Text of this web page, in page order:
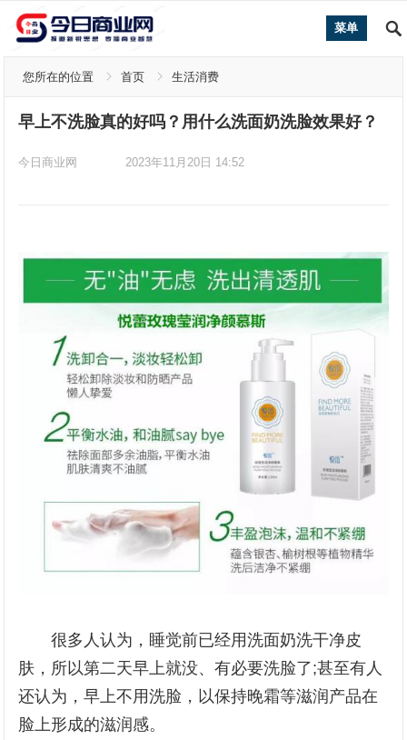
菜单
您所在的位置 首页 生活消费
早上不洗脸真的好吗？用什么洗面奶洗脸效果好？
今日商业网 2023年11月20日 14:52
很多人认为，睡觉前已经用洗面奶洗干净皮
肤，所以第二天早上就没、有必要洗脸了;甚至有人
还认为，早上不用洗脸，以保持晚霜等滋润产品在
脸上形成的滋润感。